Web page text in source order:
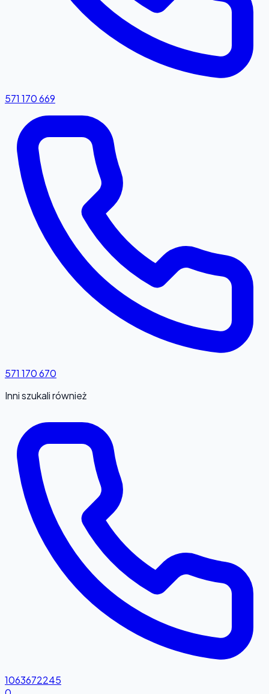
571 170 669
571 170 670
Inni szukali również
1063672245